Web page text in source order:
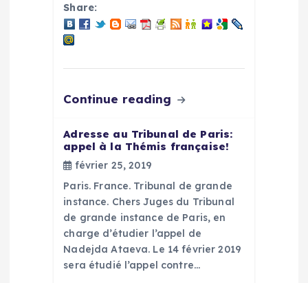
Share:
Continue reading
Adresse au Tribunal de Paris:
appel à la Thémis française!
février 25, 2019
Paris. France. Tribunal de grande
instance. Chers Juges du Tribunal
de grande instance de Paris, en
charge d’étudier l’appel de
Nadejda Ataeva. Le 14 février 2019
sera étudié l’appel contre…